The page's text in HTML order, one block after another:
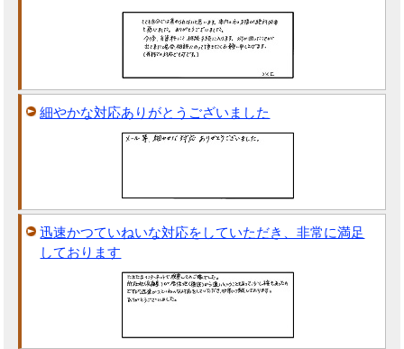
細やかな対応ありがとうございました
迅速かつていねいな対応をしていただき、非常に満足
しております